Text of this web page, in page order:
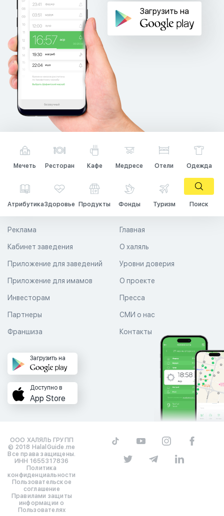
Загрузить на
Мечеть Ресторан Кафе Медресе Отели Одежда
АтрибутикаЗдоровье Продукты Фонды Туризм Поиск
Главная
О халяль
Уровни доверия
Реклама
Кабинет заведения
Приложение для заведений
Приложение для имамов О проекте
Пресса
СМИ о нас
Контакты
Инвесторам
Партнеры
Франшиза
Загрузить на
Доступно в
App Store
ООО ХАЛЯЛЬ ГРУПП
© 2018 HalalGuide.me
Все права защищены.
ИНН 1655317836
Политика
конфиденциальности
Пользовательское
соглашение
Правилами защиты
информации о
Пользователях